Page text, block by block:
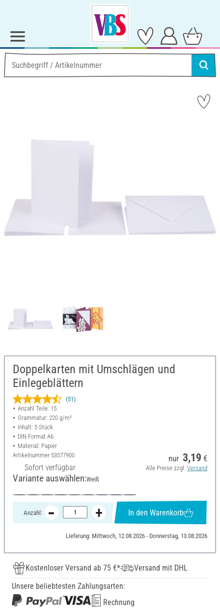
Doppelkarten mit Umschlägen und
Einlegeblättern
(51)
Anzahl Teile: 15
Grammatur: 220 g/m²
Inhalt: 5 Stück
DIN Format A6
Material: Papier
Artikelnummer 53577900
Sofort verfügbar
nur 3,19 €
Alle Preise zzgl. Versand
Variante auswählen:Weiß
Anzahl: In den Warenkorb
Lieferung: Mittwoch, 12.08.2026 - Donnerstag, 13.08.2026
Kostenloser Versand ab 75 €*
Versand mit DHL
Unsere beliebtesten Zahlungsarten:
Rechnung